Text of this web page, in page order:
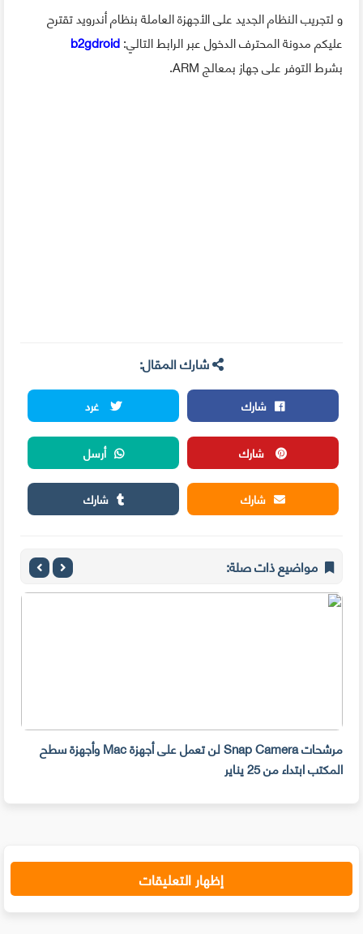
و لتجريب النظام الجديد على الأجهزة العاملة بنظام أندرويد تقترح
عليكم مدونة المحترف الدخول عبر الرابط التالي:b2gdroid
بشرط التوفر على جهاز بمعالج ARM.
شارك المقال:
شارك
غرد
شارك
أرسل
شارك
شارك
مواضيع ذات صلة:
مرشحات Snap Camera لن تعمل على أجهزة Mac وأجهزة سطح
المكتب ابتداء من 25 يناير
إظهار التعليقات